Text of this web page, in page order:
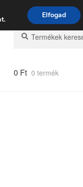
06 80 088 054
Keresés
Keresés
0 Ft 0 termék
Elfogad